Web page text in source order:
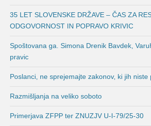
35 LET SLOVENSKE DRŽAVE – ČAS ZA
ODGOVORNOST IN POPRAVO KRIVIC
Spoštovana ga. Simona Drenik Bavdek,
pravic
Poslanci, ne sprejemajte zakonov, ki jih niste
Razmišljanja na veliko soboto
Primerjava ZFPP ter ZNUZJV U-I-79/25-30